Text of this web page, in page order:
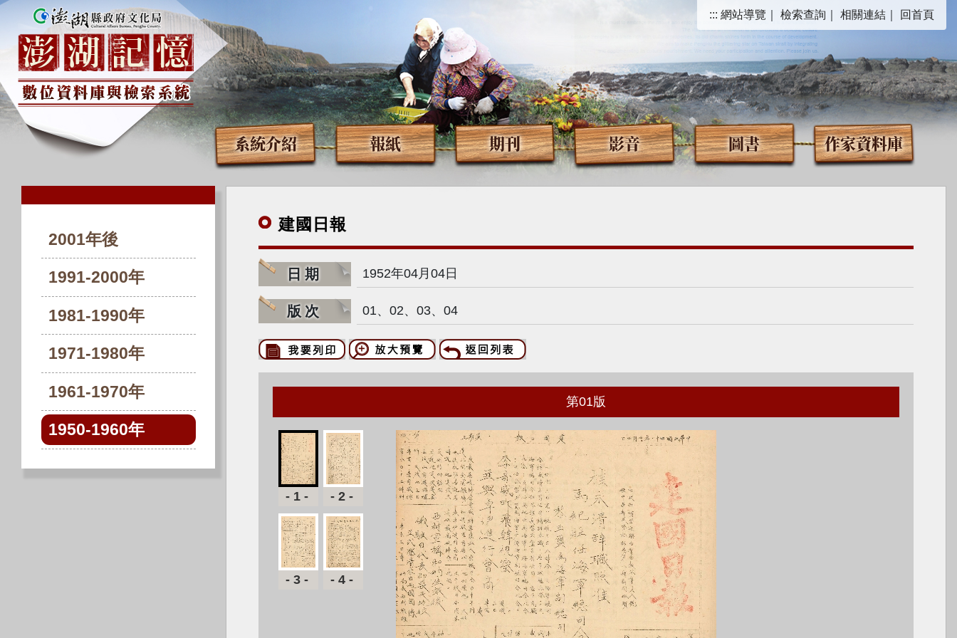
::: 網站導覽 檢索查詢 相關連結 回首頁
系統介紹 報紙 期刊 影音 圖書 作家資料庫
2001年後
1991-2000年
1981-1990年
1971-1980年
1961-1970年
1950-1960年
建國 日報
日期 1952年04月04日
版次 01、02、03、04
第01版
-1- -2-
-3- -4-